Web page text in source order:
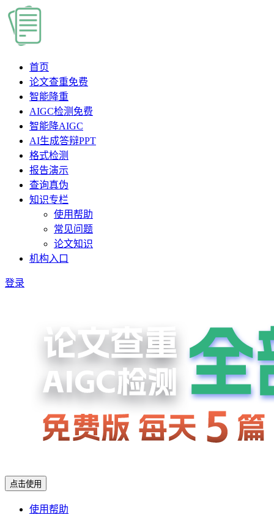
首页
论文查重免费
智能降重
AIGC检测 免费
智能降AIGC
AI生成答辩PPT
格式检测
报告演示
查询真伪
知识专栏
使用帮助
常见问题
论文知识
机构入口
登录
点击使用
使用帮助